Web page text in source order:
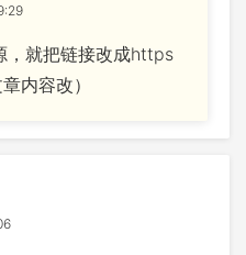
，就把链接改成https
内容改）